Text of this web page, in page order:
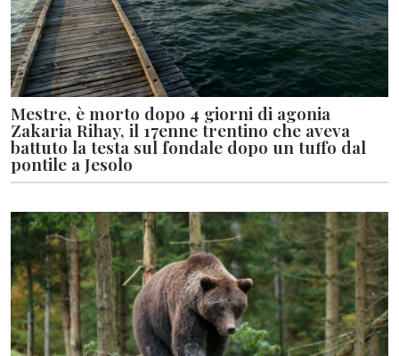
Mestre, è morto dopo 4 giorni di agonia
Zakaria Rihay, il 17enne trentino che aveva
battuto la testa sul fondale dopo un tuffo dal
pontile a Jesolo